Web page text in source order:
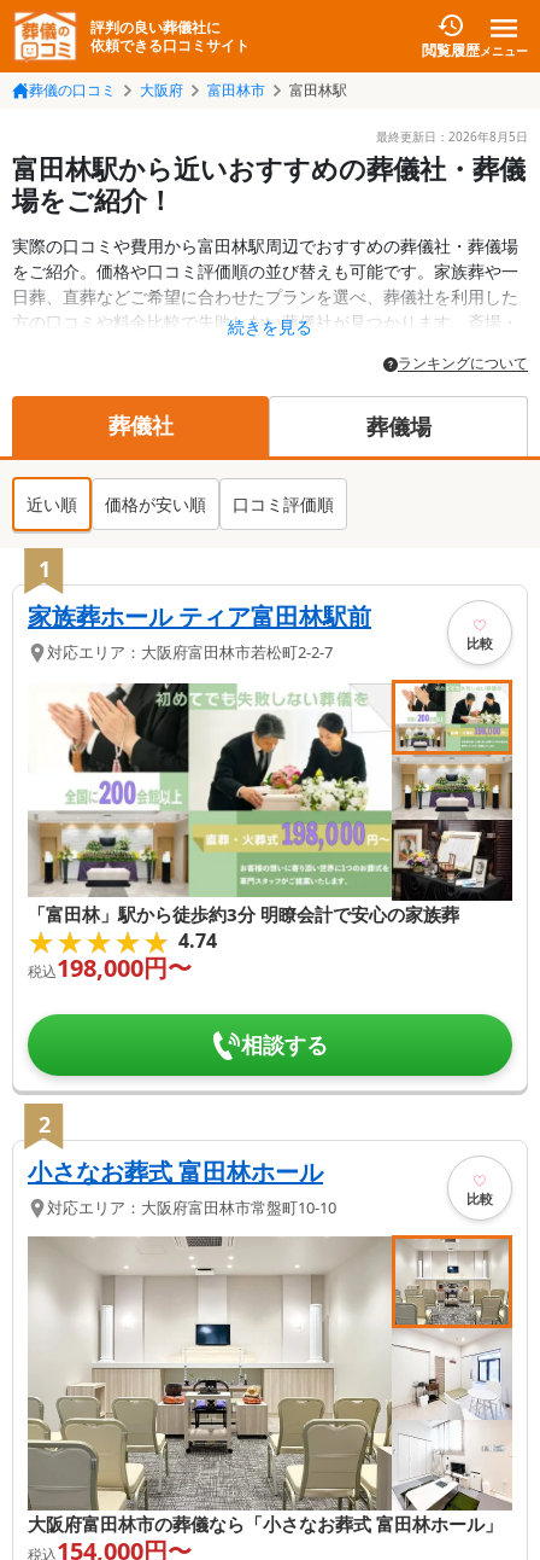
評判の良い葬儀社に
依頼できる口コミサイト
閲覧履歴メニュー
葬儀の口コミ 大阪府 富田林市 富田林駅
最終更新日： 2026年8月5日
富田林駅から近いおすすめの葬儀社・葬儀
場をご紹介！
実際の口コミや費用から富田林駅周辺でおすすめの葬儀社・葬儀場
をご紹介。価格や口コミ評価順の並び替えも可能です。家族葬や一
日葬、直葬などご希望に合わせたプランを選べ、葬儀社を利用した
方の口コミや料金比較で失敗しない葬儀社が見つかります。斎場・
情報も掲載しています。24時間の相談受付で深夜・早朝でも対応可
能です。
続きを見る
ランキングについて
葬儀社 葬儀場
近い順 価格が安い順 口コミ評価順
1
家族葬ホール ティア富田林駅前
対応エリア： 大阪府富田林市若松町2-2-7 比較
「富田林」駅から徒歩約3分 明瞭会計で安心の家族葬
★★★★★
★★★★★ 4.74
税込198,000円〜
相談する
2
小さなお葬式 富田林ホール
対応エリア： 大阪府富田林市常盤町10-10 比較
大阪府富田林市の葬儀なら「小さなお葬式 富田林ホール」
税込154,000円〜